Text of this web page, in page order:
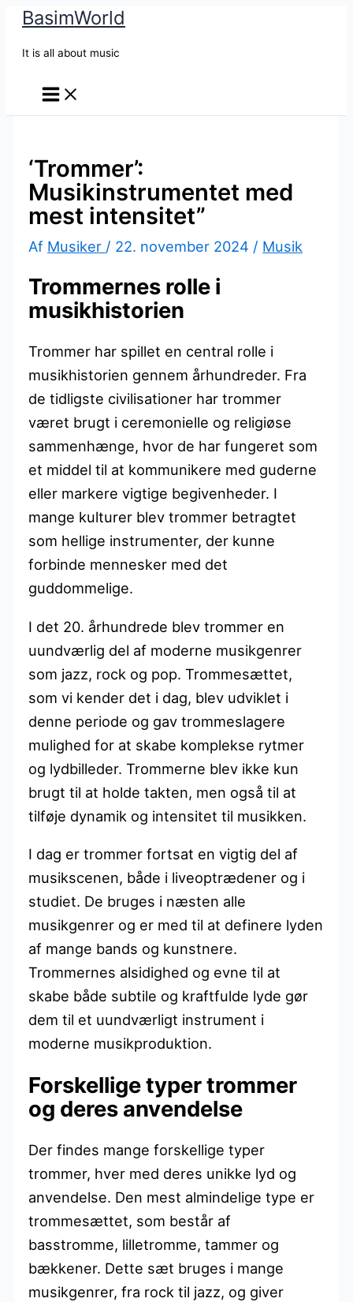
BasimWorld
It is all about music
‘Trommer’:
Musikinstrumentet med
mest intensitet”
Af Musiker / 22. november 2024 / Musik
Trommernes rolle i
musikhistorien
Trommer har spillet en central rolle i
musikhistorien gennem århundreder. Fra
de tidligste civilisationer har trommer
været brugt i ceremonielle og religiøse
sammenhænge, hvor de har fungeret som
et middel til at kommunikere med guderne
eller markere vigtige begivenheder. I
mange kulturer blev trommer betragtet
som hellige instrumenter, der kunne
forbinde mennesker med det
guddommelige.
I det 20. århundrede blev trommer en
uundværlig del af moderne musikgenrer
som jazz, rock og pop. Trommesættet,
som vi kender det i dag, blev udviklet i
denne periode og gav trommeslagere
mulighed for at skabe komplekse rytmer
og lydbilleder. Trommerne blev ikke kun
brugt til at holde takten, men også til at
tilføje dynamik og intensitet til musikken.
I dag er trommer fortsat en vigtig del af
musikscenen, både i liveoptrædener og i
studiet. De bruges i næsten alle
musikgenrer og er med til at definere lyden
af mange bands og kunstnere.
Trommernes alsidighed og evne til at
skabe både subtile og kraftfulde lyde gør
dem til et uundværligt instrument i
moderne musikproduktion.
Forskellige typer trommer
og deres anvendelse
Der findes mange forskellige typer
trommer, hver med deres unikke lyd og
anvendelse. Den mest almindelige type er
trommesættet, som består af
basstromme, lilletromme, tammer og
bækkener. Dette sæt bruges i mange
musikgenrer, fra rock til jazz, og giver